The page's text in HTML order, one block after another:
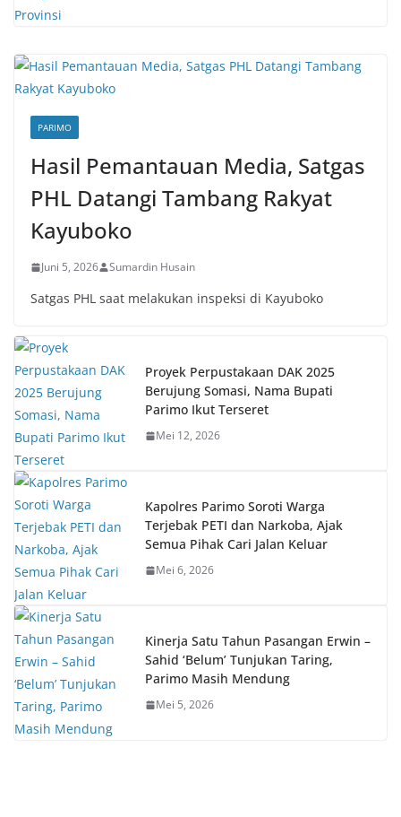
PARIMO
Hasil Pemantauan Media, Satgas
PHL Datangi Tambang Rakyat
Kayuboko
Juni 5, 2026 Sumardin Husain
Satgas PHL saat melakukan inspeksi di Kayuboko
Proyek Perpustakaan DAK 2025
Berujung Somasi, Nama Bupati
Parimo Ikut Terseret
Mei 12, 2026
Kapolres Parimo Soroti Warga
Terjebak PETI dan Narkoba, Ajak
Semua Pihak Cari Jalan Keluar
Mei 6, 2026
Kinerja Satu Tahun Pasangan Erwin –
Sahid ‘Belum’ Tunjukan Taring,
Parimo Masih Mendung
Mei 5, 2026